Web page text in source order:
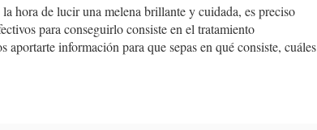
hora de lucir una melena brillante y cuidada, es preciso
para conseguirlo consiste en el tratamiento
información para que sepas en qué consiste, cuáles